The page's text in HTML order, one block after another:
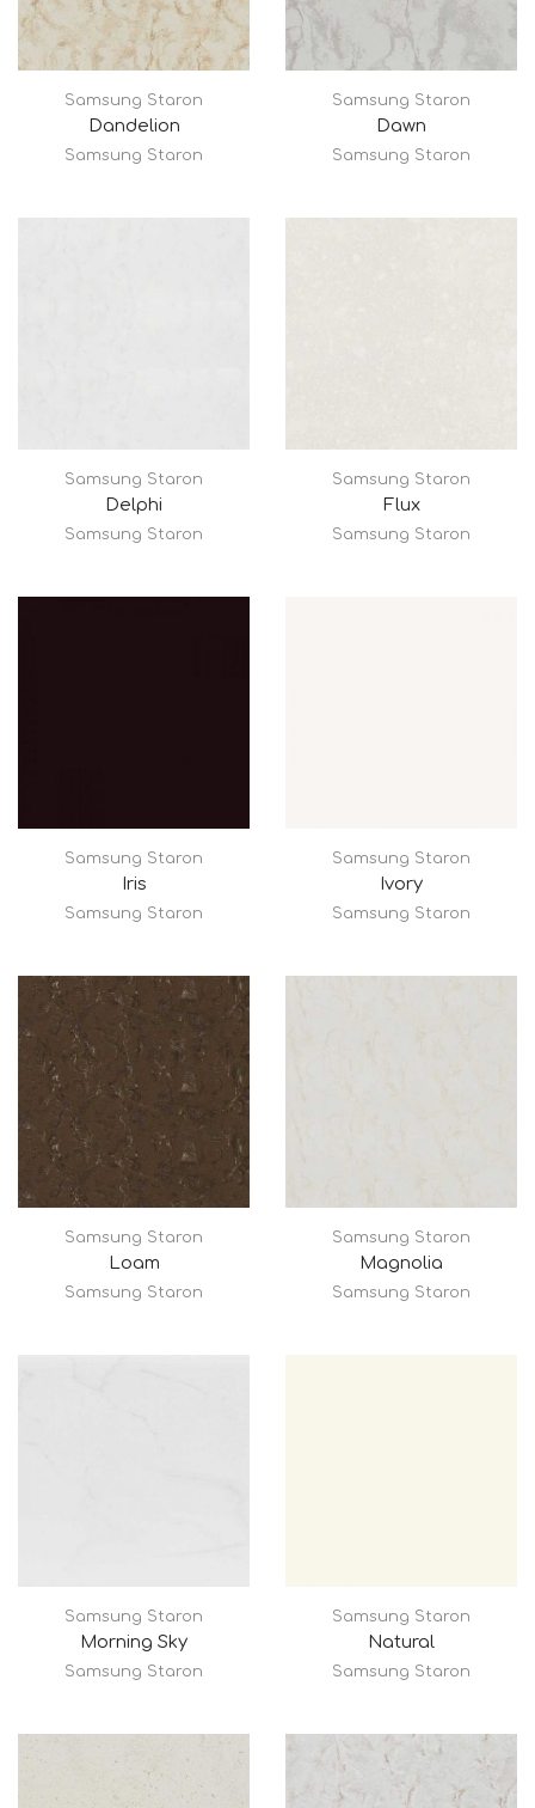
Samsung Staron
Dandelion
Samsung Staron
Samsung Staron
Dawn
Samsung Staron
Samsung Staron
Delphi
Samsung Staron
Samsung Staron
Flux
Samsung Staron
Samsung Staron
Iris
Samsung Staron
Samsung Staron
Ivory
Samsung Staron
Samsung Staron
Loam
Samsung Staron
Samsung Staron
Magnolia
Samsung Staron
Samsung Staron
Morning Sky
Samsung Staron
Samsung Staron
Natural
Samsung Staron